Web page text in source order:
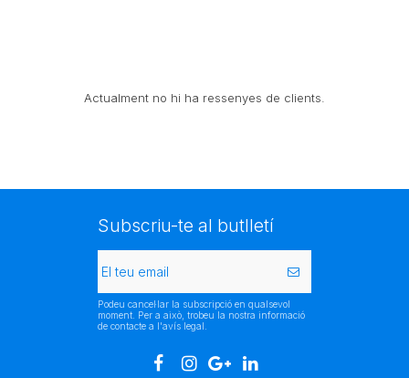
Actualment no hi ha ressenyes de clients.
Subscriu-te al butlletí
Podeu cancel·lar la subscripció en qualsevol
moment. Per a això, trobeu la nostra informació
de contacte a l'avís legal.